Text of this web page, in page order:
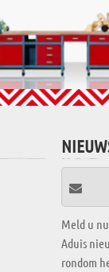
Meld u
Aduis
rondom